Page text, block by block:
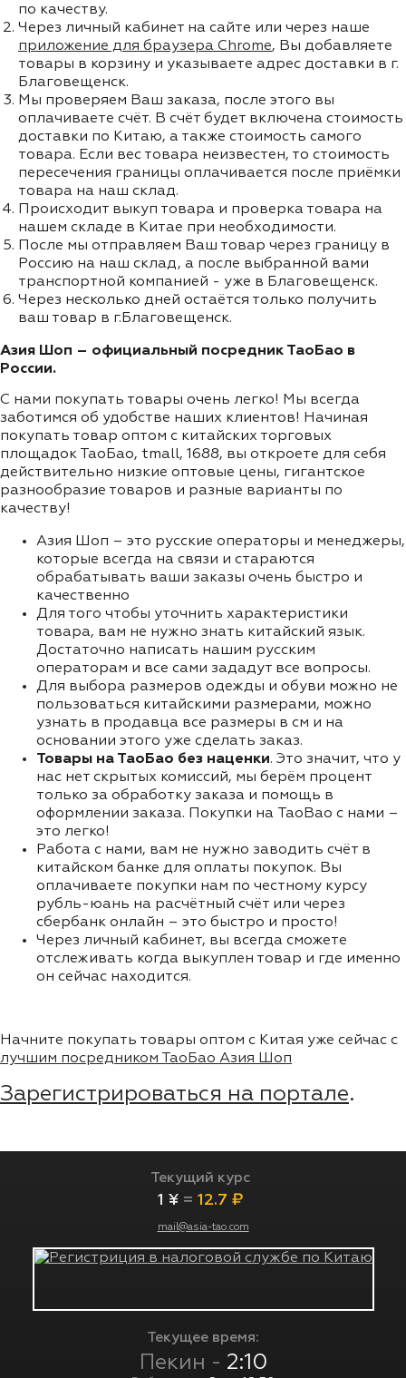
по качеству.
Через личный кабинет на сайте или через наше
приложение для браузера Chrome, Вы добавляете
товары в корзину и указываете адрес доставки в г.
Благовещенск.
Мы проверяем Ваш заказа, после этого вы
оплачиваете счёт. В счёт будет включена стоимость
доставки по Китаю, а также стоимость самого
товара. Если вес товара неизвестен, то стоимость
пересечения границы оплачивается после приёмки
товара на наш склад.
Происходит выкуп товара и проверка товара на
нашем складе в Китае при необходимости.
После мы отправляем Ваш товар через границу в
Россию на наш склад, а после выбранной вами
транспортной компанией - уже в Благовещенск.
Через несколько дней остаётся только получить
ваш товар в г.Благовещенск.
Азия Шоп – официальный посредник ТаоБао в
России.
С нами покупать товары очень легко! Мы всегда
заботимся об удобстве наших клиентов! Начиная
покупать товар оптом с китайских торговых
площадок ТаоБао, tmall, 1688, вы откроете для себя
действительно низкие оптовые цены, гигантское
разнообразие товаров и разные варианты по
качеству!
Азия Шоп – это русские операторы и менеджеры,
которые всегда на связи и стараются
обрабатывать ваши заказы очень быстро и
качественно
Для того чтобы уточнить характеристики
товара, вам не нужно знать китайский язык.
Достаточно написать нашим русским
операторам и все сами зададут все вопросы.
Для выбора размеров одежды и обуви можно не
пользоваться китайскими размерами, можно
узнать в продавца все размеры в см и на
основании этого уже сделать заказ.
Товары на ТаоБао без наценки. Это значит, что у
нас нет скрытых комиссий, мы берём процент
только за обработку заказа и помощь в
оформлении заказа. Покупки на TaoBao с нами –
это легко!
Работа с нами, вам не нужно заводить счёт в
китайском банке для оплаты покупок. Вы
оплачиваете покупки нам по честному курсу
рубль-юань на расчётный счёт или через
сбербанк онлайн – это быстро и просто!
Через личный кабинет, вы всегда сможете
отслеживать когда выкуплен товар и где именно
он сейчас находится.
Начните покупать товары оптом с Китая уже сейчас с
лучшим посредником ТаоБао Азия Шоп
Зарегистрироваться на портале.
Текущий курс
1 ¥ = 12.7 ₽
mail@asia-tao.com
Текущее время:
Пекин - 2:10